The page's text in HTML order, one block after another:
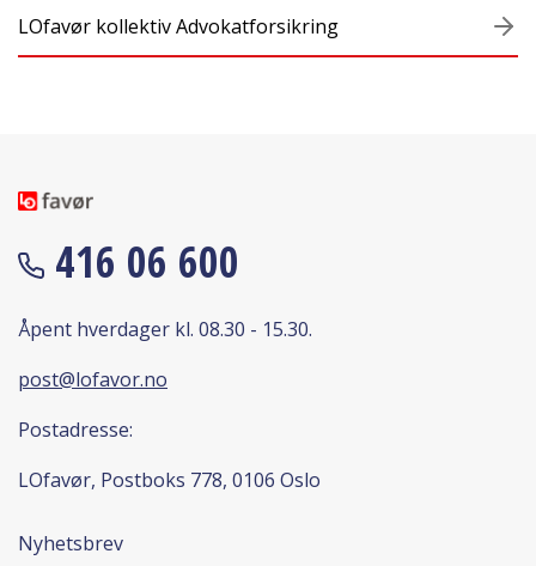
LOfavør kollektiv Advokatforsikring
416 06 600
Åpent hverdager kl. 08.30 - 15.30.
post@lofavor.no
Postadresse:
LOfavør, Postboks 778, 0106 Oslo
Nyhetsbrev